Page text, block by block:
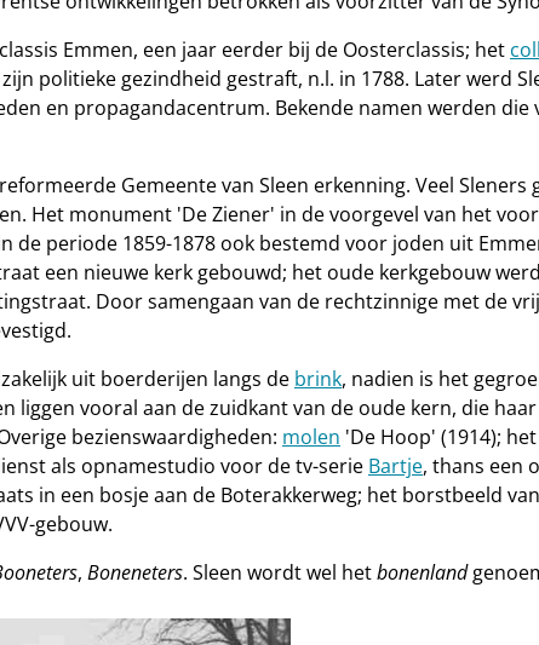
Emmen, een jaar eerder bij de Oosterclassis; het
politieke gezindheid gestraft, n.l. in 1788. Later werd
en propagandacentrum. Bekende namen werden
Gemeente van Sleen erkenning. Veel Sleners
Het monument 'De Ziener' in de voorgevel van het
de periode 1859-1878 ook bestemd voor joden uit
een nieuwe kerk gebouwd; het oude kerkgebouw
Door samengaan van de rechtzinnige met de
uit boerderijen langs de brink, nadien is het
liggen vooral aan de zuidkant van de oude kern, die
bezienswaardigheden: molen 'De Hoop' (1914);
als opnamestudio voor de tv-serie Bartje, thans een
in een bosje aan de Boterakkerweg; het borstbeeld van
gebouw.
, Boneneters. Sleen wordt wel hetbonenland